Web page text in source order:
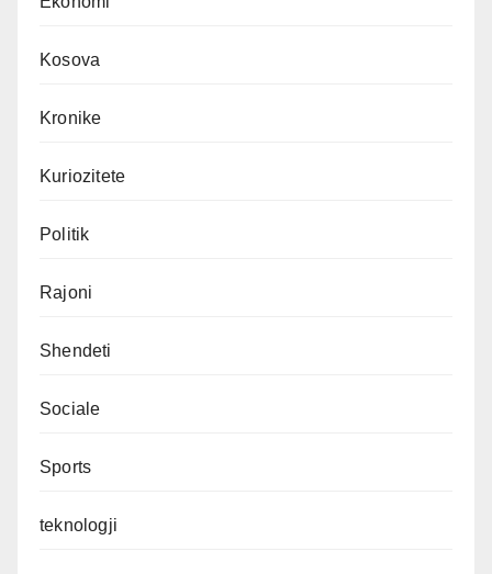
Kosova
Kronike
Kuriozitete
Politik
Rajoni
Shendeti
Sociale
Sports
teknologji